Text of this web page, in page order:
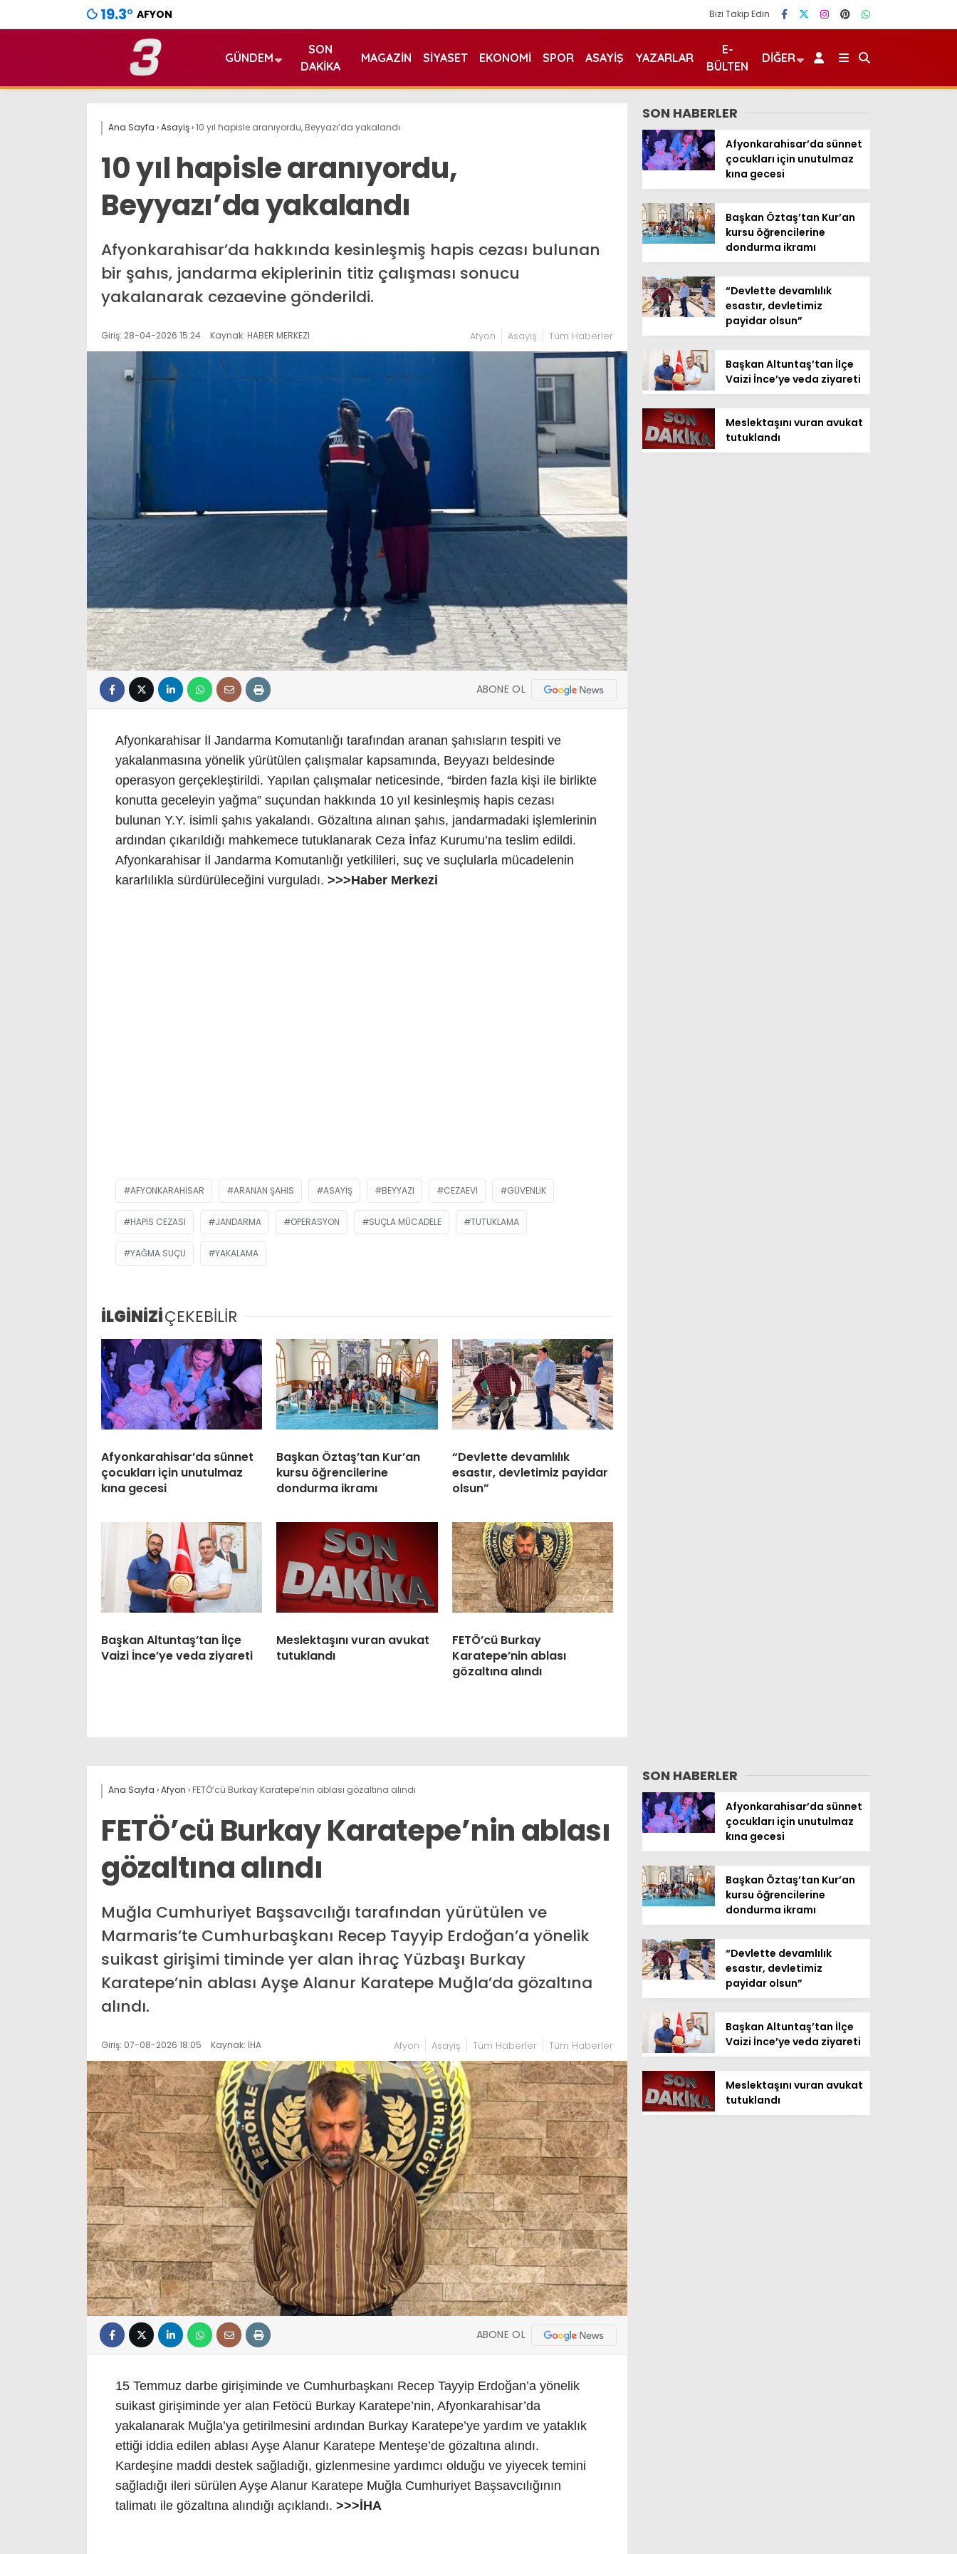
19.3° AFYON Bizi Takip Edin
GÜNDEM
SON
DAKIKA
MAGAZIN SIYASET EKONOMI SPOR ASAYIŞ YAZARLAR
E-
BÜLTEN
DIĞER
Ana Sayfa ›Asayiş›10 yıl hapisle aranıyordu, Beyyazı’da yakalandı
10 yıl hapisle aranıyordu,
Beyyazı’da yakalandı
Afyonkarahisar’da hakkında kesinleşmiş hapis cezası bulunan
bir şahıs, jandarma ekiplerinin titiz çalışması sonucu
yakalanarak cezaevine gönderildi.
Giriş: 28-04-2026 15:24 Kaynak: HABER MERKEZI Afyon Asayiş Tüm Haberler
ABONE OL
Afyonkarahisar İl Jandarma Komutanlığı tarafından aranan şahısların tespiti ve
yakalanmasına yönelik yürütülen çalışmalar kapsamında, Beyyazı beldesinde
operasyon gerçekleştirildi. Yapılan çalışmalar neticesinde, “birden fazla kişi ile birlikte
konutta geceleyin yağma” suçundan hakkında 10 yıl kesinleşmiş hapis cezası
bulunan Y.Y. isimli şahıs yakalandı. Gözaltına alınan şahıs, jandarmadaki işlemlerinin
ardından çıkarıldığı mahkemece tutuklanarak Ceza İnfaz Kurumu’na teslim edildi.
Afyonkarahisar İl Jandarma Komutanlığı yetkilileri, suç ve suçlularla mücadelenin
kararlılıkla sürdürüleceğini vurguladı. >>>Haber Merkezi
AFYONKARAHISAR ARANAN ŞAHIS ASAYIŞ BEYYAZI CEZAEVI GÜVENLIK
HAPIS CEZASI JANDARMA OPERASYON SUÇLA MÜCADELE TUTUKLAMA
YAĞMA SUÇU YAKALAMA
İLGİNİZİÇEKEBİLİR
Afyonkarahisar’da sünnet
çocukları için unutulmaz
kına gecesi
Başkan Öztaş’tan Kur’an
kursu öğrencilerine
dondurma ikramı
“Devlette devamlılık
esastır, devletimiz payidar
olsun”
Başkan Altuntaş’tan İlçe
Vaizi İnce’ye veda ziyareti
Meslektaşını vuran avukat
tutuklandı
FETÖ’cü Burkay
Karatepe’nin ablası
gözaltına alındı
SON HABERLER
Afyonkarahisar’da sünnet
çocukları için unutulmaz
kına gecesi
Başkan Öztaş’tan Kur’an
kursu öğrencilerine
dondurma ikramı
“Devlette devamlılık
esastır, devletimiz
payidar olsun”
Başkan Altuntaş’tan İlçe
Vaizi İnce’ye veda ziyareti
Meslektaşını vuran avukat
tutuklandı
Ana Sayfa ›Afyon › FETÖ’cü Burkay Karatepe’nin ablası gözaltına alındı
FETÖ’cü Burkay Karatepe’nin ablası
gözaltına alındı
Muğla Cumhuriyet Başsavcılığı tarafından yürütülen ve
Marmaris’te Cumhurbaşkanı Recep Tayyip Erdoğan’a yönelik
suikast girişimi timinde yer alan ihraç Yüzbaşı Burkay
Karatepe’nin ablası Ayşe Alanur Karatepe Muğla’da gözaltına
alındı.
Giriş: 07-08-2026 18:05 Kaynak: İHA Afyon Asayiş Tüm Haberler Tüm Haberler
ABONE OL
15 Temmuz darbe girişiminde ve Cumhurbaşkanı Recep Tayyip Erdoğan’a yönelik
suikast girişiminde yer alan Fetöcü Burkay Karatepe’nin, Afyonkarahisar’da
yakalanarak Muğla’ya getirilmesini ardından Burkay Karatepe’ye yardım ve yataklık
ettiği iddia edilen ablası Ayşe Alanur Karatepe Menteşe’de gözaltına alındı.
Kardeşine maddi destek sağladığı, gizlenmesine yardımcı olduğu ve yiyecek temini
sağladığı ileri sürülen Ayşe Alanur Karatepe Muğla Cumhuriyet Başsavcılığının
talimatı ile gözaltına alındığı açıklandı. >>>İHA
SON HABERLER
Afyonkarahisar’da sünnet
çocukları için unutulmaz
kına gecesi
Başkan Öztaş’tan Kur’an
kursu öğrencilerine
dondurma ikramı
“Devlette devamlılık
esastır, devletimiz
payidar olsun”
Başkan Altuntaş’tan İlçe
Vaizi İnce’ye veda ziyareti
Meslektaşını vuran avukat
tutuklandı